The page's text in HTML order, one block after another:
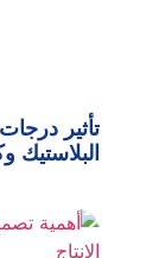
تأثير
البلاستيك